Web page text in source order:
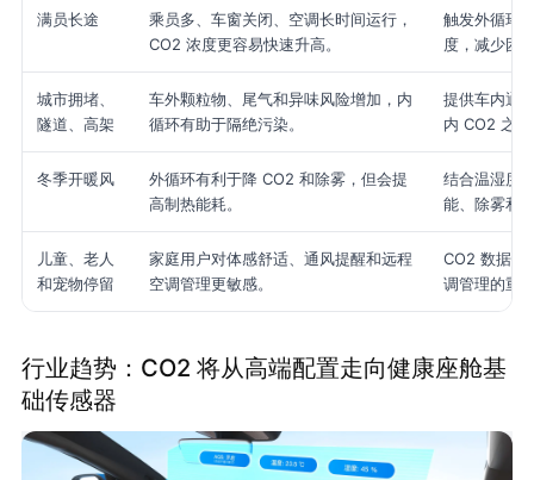
满员长途
乘员多、车窗关闭、空调长时间运行，
CO2 浓度更容易快速升高。
触发外循环
度，减少困
城市拥堵、
隧道、高架
车外颗粒物、尾气和异味风险增加，内
循环有助于隔绝污染。
提供车内通
内 CO2 之
冬季开暖风
外循环有利于降 CO2 和除雾，但会提
高制热能耗。
结合温湿度
能、除雾和
儿童、老人
和宠物停留
家庭用户对体感舒适、通风提醒和远程
空调管理更敏感。
CO2 数据可
调管理的重
行业趋势：CO2 将从高端配置走向健康座舱基
础传感器